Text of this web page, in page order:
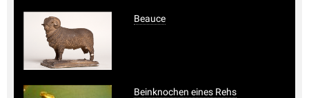
Beauce
Beinknochen eines Rehs